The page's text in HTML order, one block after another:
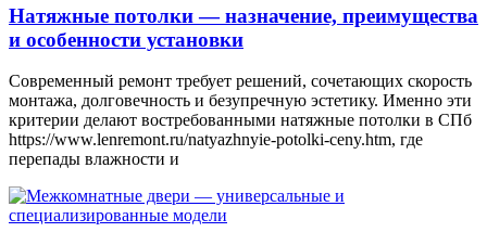
Натяжные потолки — назначение, преимущества
и особенности установки
Современный ремонт требует решений, сочетающих скорость
монтажа, долговечность и безупречную эстетику. Именно эти
критерии делают востребованными натяжные потолки в СПб
https://www.lenremont.ru/natyazhnyie-potolki-ceny.htm, где
перепады влажности и